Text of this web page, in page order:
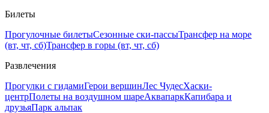
Билеты
Прогулочные билетыСезонные ски-пассыТрансфер на море
(вт, чт, сб)Трансфер в горы (вт, чт, сб)
Развлечения
Прогулки с гидамиГерои вершинЛес ЧудесХаски-
центрПолеты на воздушном шареАквапаркКапибара и
друзьяПарк альпак